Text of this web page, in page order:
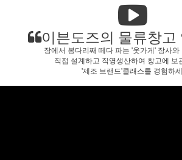
이븐도즈의 물류창고
장에서 봉다리째 떼다 파는 '옷가게' 장사와
직접 설계하고 직영생산하여 창고에 보
'제조 브랜드'클래스를 경험하